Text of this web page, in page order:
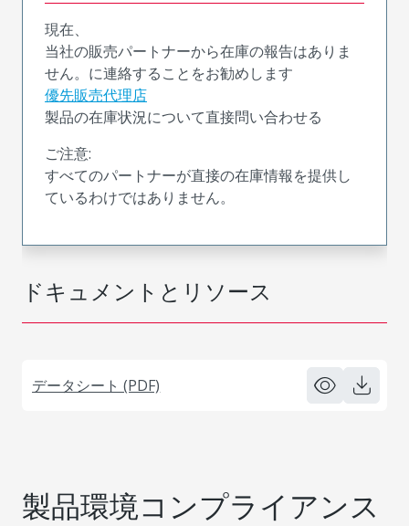
ドキュメントとリソース
データシート (PDF)
現在、
当社の販売パートナーから在庫の報告はありま
せん。に連絡することをお勧めします
優先販売代理店
製品の在庫状況について直接問い合わせる
ご注意:
すべてのパートナーが直接の在庫情報を提供し
ているわけではありません。
製品環境コンプライアンス